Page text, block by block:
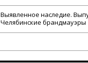
Выявленное наследие.
Челябинские брандмауэры